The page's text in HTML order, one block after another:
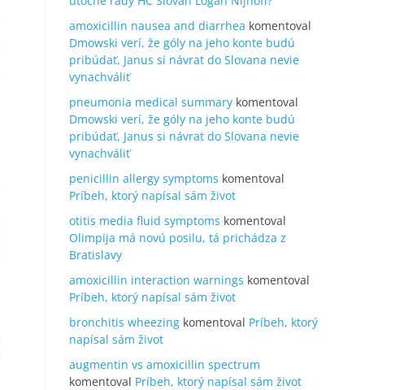
amoxicillin nausea and diarrhea komentoval
Dmowski verí, že góly na jeho konte budú
pribúdať, Janus si návrat do Slovana nevie
vynachváliť
pneumonia medical summary komentoval
Dmowski verí, že góly na jeho konte budú
pribúdať, Janus si návrat do Slovana nevie
vynachváliť
penicillin allergy symptoms komentoval
Príbeh, ktorý napísal sám život
otitis media fluid symptoms komentoval
Olimpija má novú posilu, tá prichádza z
Bratislavy
amoxicillin interaction warnings komentoval
Príbeh, ktorý napísal sám život
bronchitis wheezing komentoval Príbeh, ktorý
napísal sám život
augmentin vs amoxicillin spectrum
komentoval Príbeh, ktorý napísal sám život